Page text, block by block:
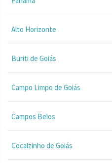
Alto Horizonte
Buriti de Goiás
Campo Limpo de Goiás
Campos Belos
Cocalzinho de Goiás